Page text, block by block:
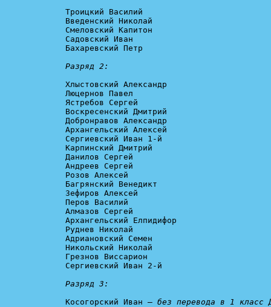
Троицкий Василий
Введенский Николай
Смеловский Капитон
Садовский Иван
Бахаревский Петр
Разряд 2:
Хлыстовский Александр
Люцернов Павел
Ястребов Сергей
Воскресенский Дмитрий
Добронравов Александр
Архангельский Алексей
Сергиевский Иван 1-й
Карпинский Дмитрий
Данилов Сергей
Андреев Сергей
Розов Алексей
Багрянский Венедикт
Зефиров Алексей
Перов Василий
Алмазов Сергей
Архангельский Елпидифор
Руднев Николай
Адриановский Семен
Никольский Николай
Грезнов Виссарион
Сергиевский Иван 2-й
Разряд 3:
Косогорский Иван – без перевода в 1 класс